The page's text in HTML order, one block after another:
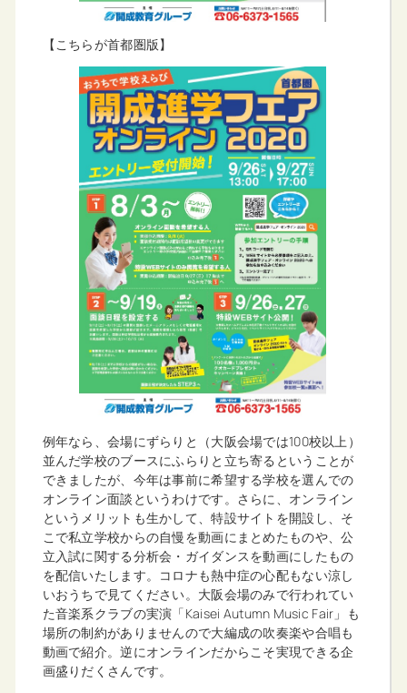
【こちらが首都圏版】
例年なら、会場にずらりと（大阪会場では100校以上）
並んだ学校のブースにふらりと立ち寄るということが
できましたが、今年は事前に希望する学校を選んでの
オンライン面談というわけです。さらに、オンライン
というメリットも生かして、特設サイトを開設し、そ
こで私立学校からの自慢を動画にまとめたものや、公
立入試に関する分析会・ガイダンスを動画にしたもの
を配信いたします。コロナも熱中症の心配もない涼し
いおうちで見てください。大阪会場のみで行われてい
た音楽系クラブの実演「Kaisei Autumn Music Fair」も
場所の制約がありませんので大編成の吹奏楽や合唱も
動画で紹介。逆にオンラインだからこそ実現できる企
画盛りだくさんです。